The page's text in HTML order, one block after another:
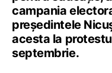
campania
președintele
acesta la
septembrie.